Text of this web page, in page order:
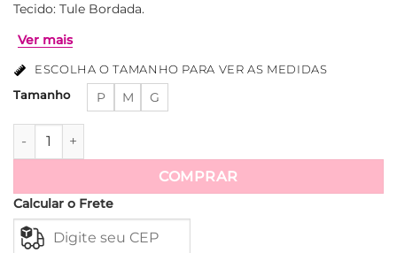
Tecido: Tule Bordada.
Ver mais
ESCOLHA O TAMANHO PARA VER AS MEDIDAS
Tamanho P M G
Saia Tule com Flores Bordadas Isabella - Areia quantidade
COMPRAR
Calcular o Frete